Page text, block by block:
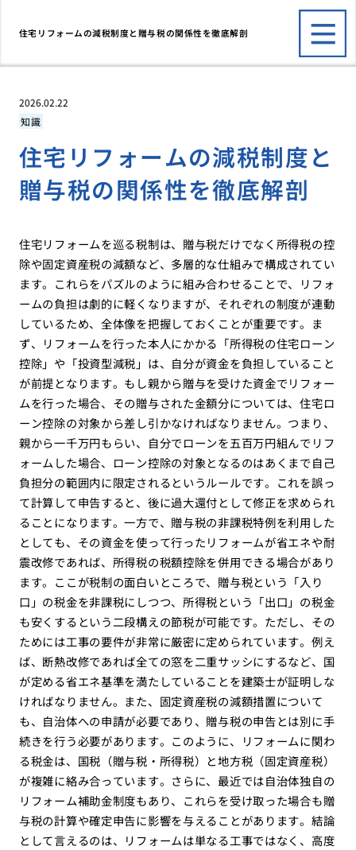
住宅リフォームの減税制度と贈与税の関係性を徹底解剖
2026.02.22
知識
住宅リフォームの減税制度と
贈与税の関係性を徹底解剖
住宅リフォームを巡る税制は、贈与税だけでなく所得税の控
除や固定資産税の減額など、多層的な仕組みで構成されてい
ます。これらをパズルのように組み合わせることで、リフォ
ームの負担は劇的に軽くなりますが、それぞれの制度が連動
しているため、全体像を把握しておくことが重要です。ま
ず、リフォームを行った本人にかかる「所得税の住宅ローン
控除」や「投資型減税」は、自分が資金を負担していること
が前提となります。もし親から贈与を受けた資金でリフォー
ムを行った場合、その贈与された金額分については、住宅ロ
ーン控除の対象から差し引かなければなりません。つまり、
親から一千万円もらい、自分でローンを五百万円組んでリフ
ォームした場合、ローン控除の対象となるのはあくまで自己
負担分の範囲内に限定されるというルールです。これを誤っ
て計算して申告すると、後に過大還付として修正を求められ
ることになります。一方で、贈与税の非課税特例を利用した
としても、その資金を使って行ったリフォームが省エネや耐
震改修であれば、所得税の税額控除を併用できる場合があり
ます。ここが税制の面白いところで、贈与税という「入り
口」の税金を非課税にしつつ、所得税という「出口」の税金
も安くするという二段構えの節税が可能です。ただし、その
ためには工事の要件が非常に厳密に定められています。例え
ば、断熱改修であれば全ての窓を二重サッシにするなど、国
が定める省エネ基準を満たしていることを建築士が証明しな
ければなりません。また、固定資産税の減額措置について
も、自治体への申請が必要であり、贈与税の申告とは別に手
続きを行う必要があります。このように、リフォームに関わ
る税金は、国税（贈与税・所得税）と地方税（固定資産税）
が複雑に絡み合っています。さらに、最近では自治体独自の
リフォーム補助金制度もあり、これらを受け取った場合も贈
与税の計算や確定申告に影響を与えることがあります。結論
として言えるのは、リフォームは単なる工事ではなく、高度